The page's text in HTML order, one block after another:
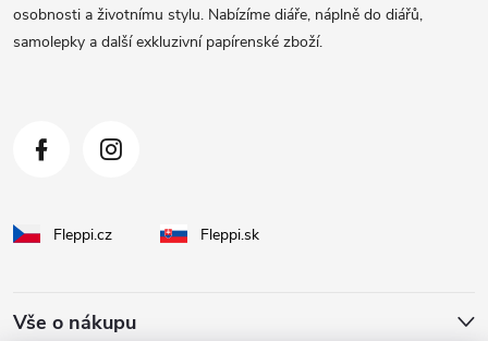
osobnosti a životnímu stylu. Nabízíme diáře, náplně do diářů,
samolepky a další exkluzivní papírenské zboží.
Fleppi.cz Fleppi.sk
Vše o nákupu